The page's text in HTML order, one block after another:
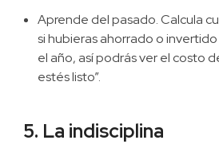
Aprende del pasado. Calcula
si hubieras ahorrado o
el año, así podrás ver el costo
estés listo”.
5. La indisciplina